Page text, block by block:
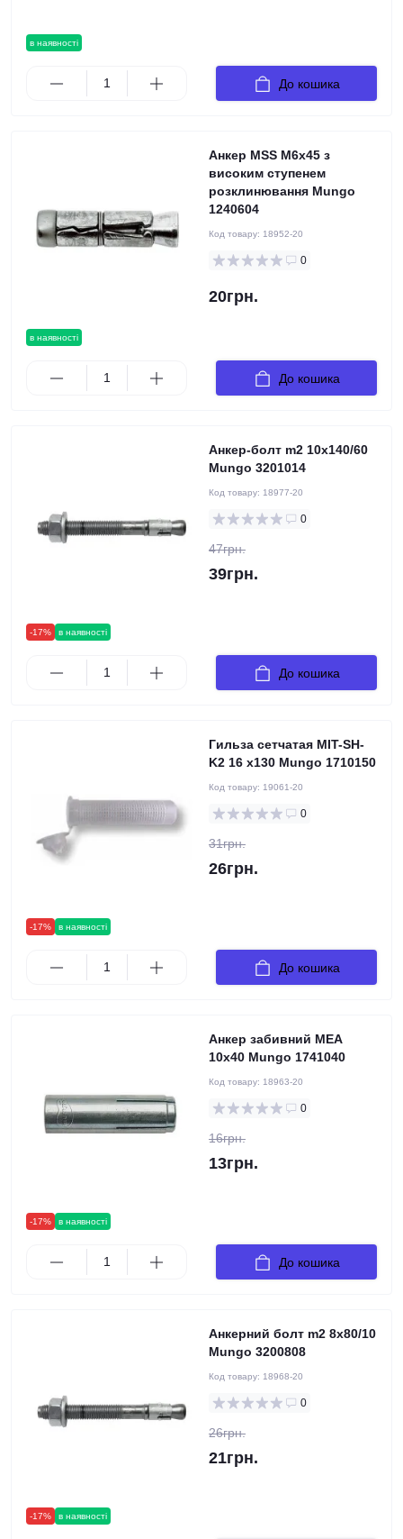
в наявності
До кошика
в наявності
Анкер MSS M6x45 з
високим ступенем
розклинювання Mungo
1240604
Код товару: 18952-20
0
20грн.
До кошика
-17% в наявності
Анкер-болт m2 10х140/60
Mungo 3201014
Код товару: 18977-20
0
47грн.
39грн.
До кошика
-17% в наявності
Гильза сетчатая MIT-SH-
K2 16 x130 Mungo 1710150
Код товару: 19061-20
0
31грн.
26грн.
До кошика
-17% в наявності
Анкер забивний MEA
10x40 Mungo 1741040
Код товару: 18963-20
0
16грн.
13грн.
До кошика
-17% в наявності
Анкерний болт m2 8х80/10
Mungo 3200808
Код товару: 18968-20
0
26грн.
21грн.